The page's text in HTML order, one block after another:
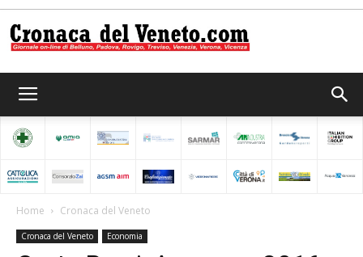
del
Home Cronaca del Veneto
Cronaca del Veneto Economia